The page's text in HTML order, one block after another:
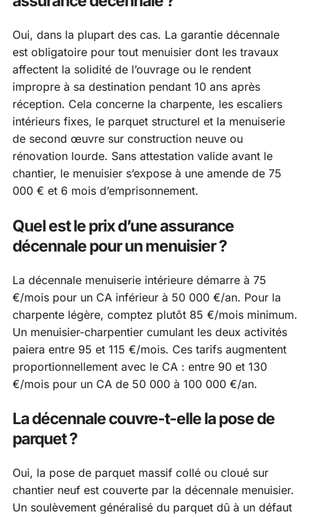
Oui, dans la plupart des cas. La garantie décennale
est obligatoire pour tout menuisier dont les travaux
affectent la solidité de l’ouvrage ou le rendent
impropre à sa destination pendant 10 ans après
réception. Cela concerne la charpente, les escaliers
intérieurs fixes, le parquet structurel et la menuiserie
de second œuvre sur construction neuve ou
rénovation lourde. Sans attestation valide avant le
chantier, le menuisier s’expose à une amende de 75
000 € et 6 mois d’emprisonnement.
Quel est le prix d’une assurance
décennale pour un menuisier ?
La décennale menuiserie intérieure démarre à 75
€/mois pour un CA inférieur à 50 000 €/an. Pour la
charpente légère, comptez plutôt 85 €/mois minimum.
Un menuisier-charpentier cumulant les deux activités
paiera entre 95 et 115 €/mois. Ces tarifs augmentent
proportionnellement avec le CA : entre 90 et 130
€/mois pour un CA de 50 000 à 100 000 €/an.
La décennale couvre-t-elle la pose de
parquet ?
Oui, la pose de parquet massif collé ou cloué sur
chantier neuf est couverte par la décennale menuisier.
Un soulèvement généralisé du parquet dû à un défaut